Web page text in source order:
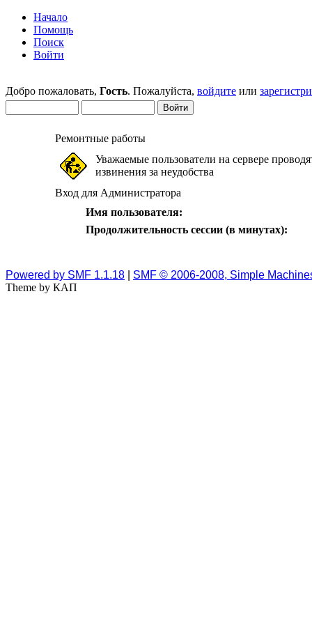
Начало
Помощь
Поиск
Войти
Добро пожаловать, Гость. Пожалуйста, войдите или
Ремонтные работы
Уважаемые пользователи на сервере
извинения за неудобства
Вход для Администратора
Имя пользователя:
Продолжительность сессии (в минутах):
Powered by SMF 1.1.18
SMF © 2006-2008, Simple
Theme by КАП